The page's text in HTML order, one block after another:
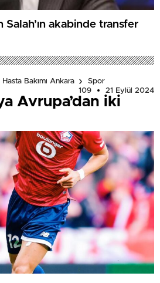
Salah’ın akabinde transfer
Bakımı Ankara
Spor
109
21 Eylül 2024
Avrupa’dan iki